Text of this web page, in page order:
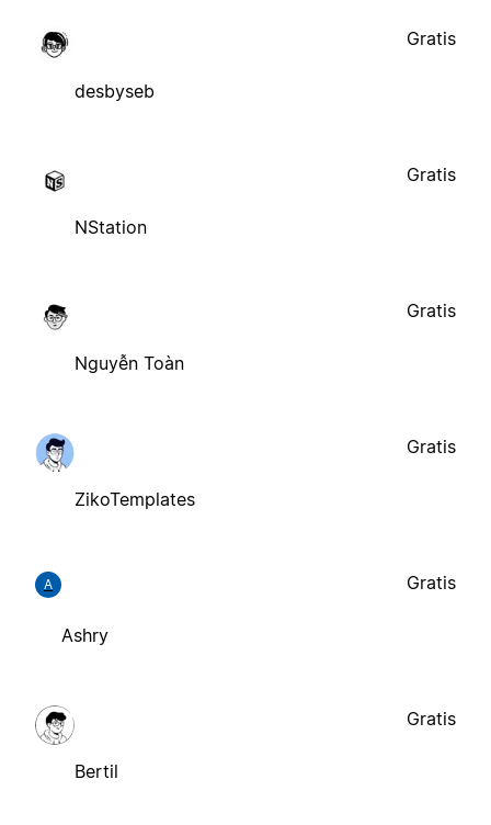
desbyseb
Gratis
NStation
Gratis
Nguyễn Toàn
Gratis
ZikoTemplates
Gratis
A
Ashry
Gratis
Bertil
Gratis